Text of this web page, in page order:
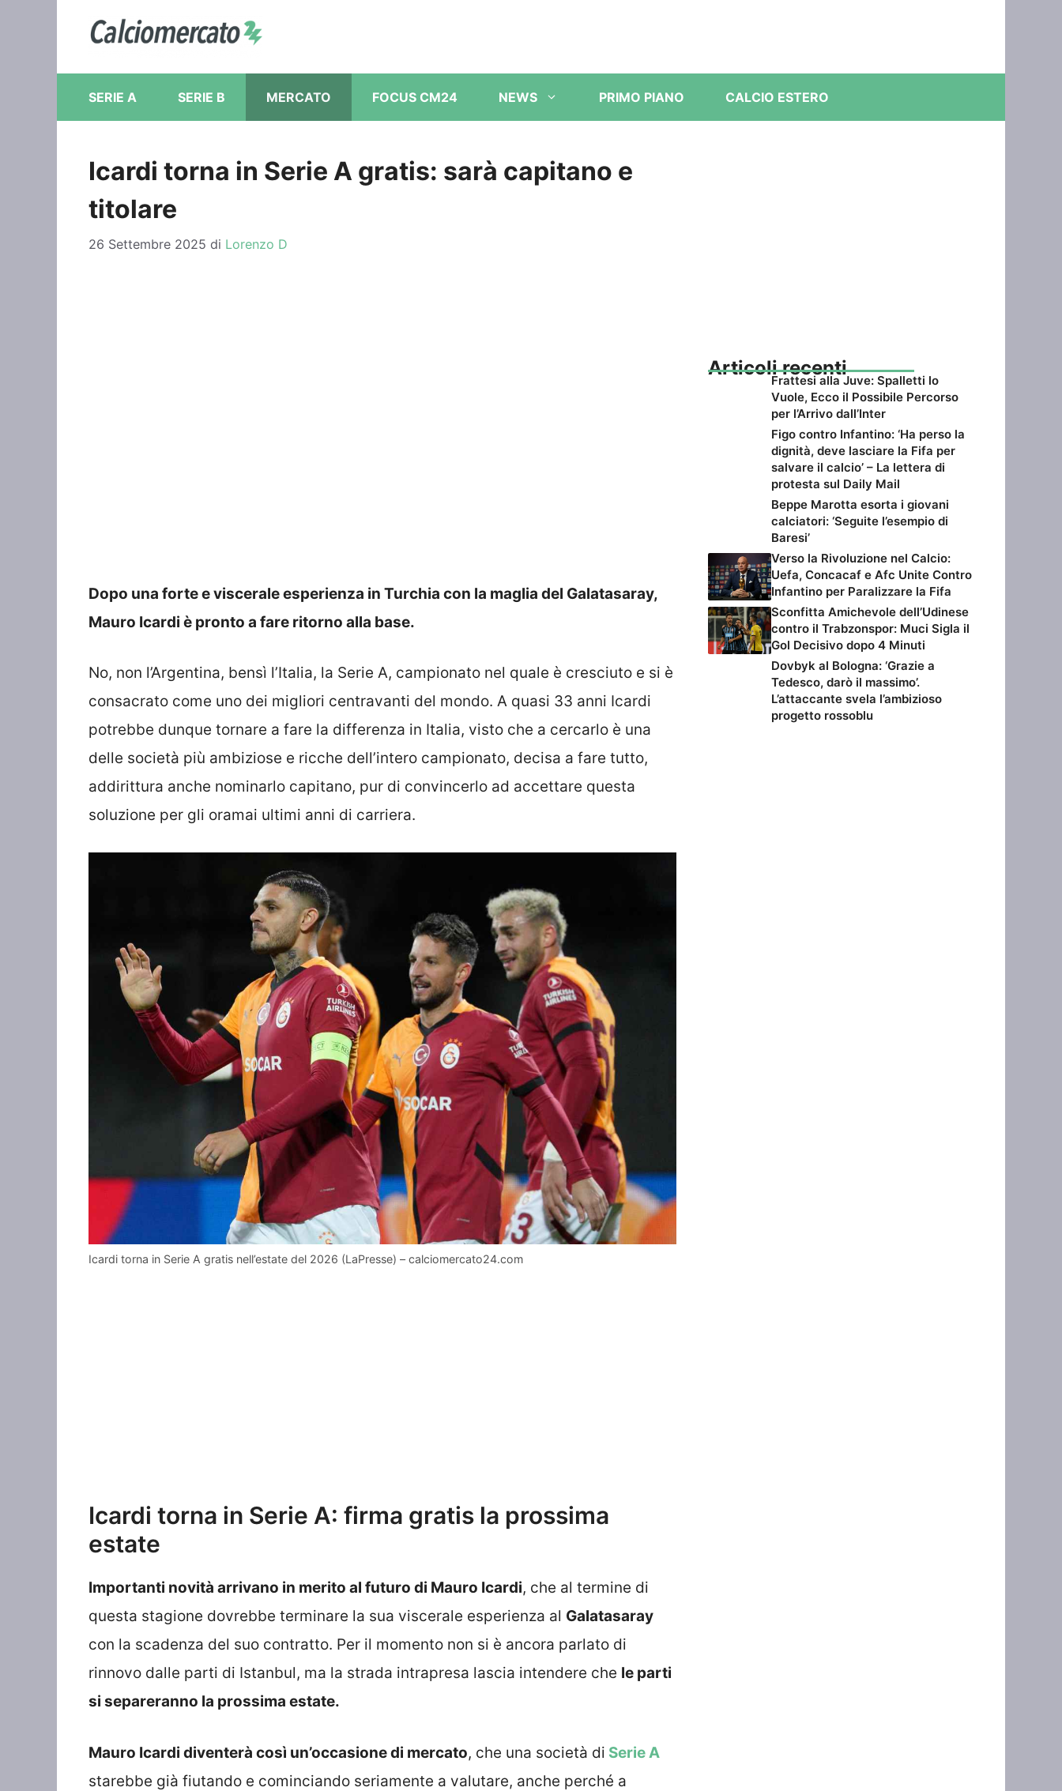
contenuto
SERIE A SERIE B MERCATO FOCUS CM24 NEWS PRIMO PIANO CALCIO ESTERO
Icardi torna in Serie A gratis: sarà capitano e
titolare
26 Settembre 2025 di Lorenzo D
Dopo una forte e viscerale esperienza in Turchia con la maglia del Galatasaray,
Mauro Icardi è pronto a fare ritorno alla base.
No, non l’Argentina, bensì l’Italia, la Serie A, campionato nel quale è cresciuto e si è
consacrato come uno dei migliori centravanti del mondo. A quasi 33 anni Icardi
potrebbe dunque tornare a fare la differenza in Italia, visto che a cercarlo è una
delle società più ambiziose e ricche dell’intero campionato, decisa a fare tutto,
addirittura anche nominarlo capitano, pur di convincerlo ad accettare questa
soluzione per gli oramai ultimi anni di carriera.
Icardi torna in Serie A gratis nell’estate del 2026 (LaPresse) – calciomercato24.com
Icardi torna in Serie A: firma gratis la prossima
estate
Importanti novità arrivano in merito al futuro di Mauro Icardi, che al termine di
questa stagione dovrebbe terminare la sua viscerale esperienza al Galatasaray
con la scadenza del suo contratto. Per il momento non si è ancora parlato di
rinnovo dalle parti di Istanbul, ma la strada intrapresa lascia intendere che le parti
si separeranno la prossima estate.
Mauro Icardi diventerà così un’occasione di mercato, che una società di Serie A
starebbe già fiutando e cominciando seriamente a valutare, anche perché a
Articoli recenti
Frattesi alla Juve: Spalletti lo
Vuole, Ecco il Possibile Percorso
per l’Arrivo dall’Inter
Figo contro Infantino: ‘Ha perso la
dignità, deve lasciare la Fifa per
salvare il calcio’ – La lettera di
protesta sul Daily Mail
Beppe Marotta esorta i giovani
calciatori: ‘Seguite l’esempio di
Baresi’
Verso la Rivoluzione nel Calcio:
Uefa, Concacaf e Afc Unite Contro
Infantino per Paralizzare la Fifa
Sconfitta Amichevole dell’Udinese
contro il Trabzonspor: Muci Sigla il
Gol Decisivo dopo 4 Minuti
Dovbyk al Bologna: ‘Grazie a
Tedesco, darò il massimo’.
L’attaccante svela l’ambizioso
progetto rossoblu